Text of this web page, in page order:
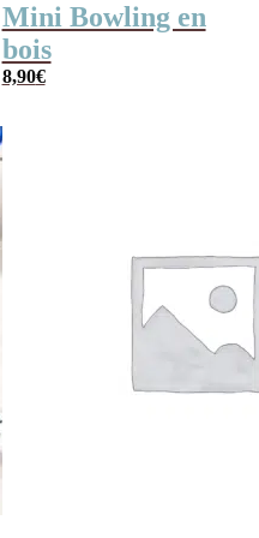
Mini Bowling en
bois
8,90€